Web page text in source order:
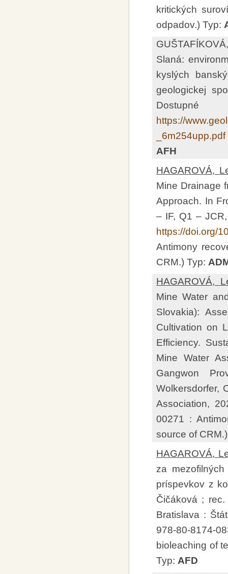
kritických
odpadov.) Typ:
Slaná:
kyslých
geologickej
https://
_6m254upp.pdf
AFH
HAGAROVÁ,
Mine Drainage
Approach. In
– IF, Q1 –
https://doi.org/
Antimony
CRM.) Typ:
HAGAROVÁ,
Mine Water
Slovakia):
Cultivation on
Efficiency.
Mine Water
Gangwon
Wolkersdorfer,
Association,
00271 :
source of
HAGAROVÁ,
za
príspevkov z
Čičáková ;
Bratislava :
978-80-8174-
bioleaching of
Typ: AFD